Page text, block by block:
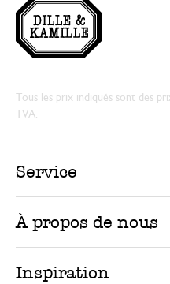
Tous les prix indiqués sont des
TVA.
Service
À propos de nous
Inspiration